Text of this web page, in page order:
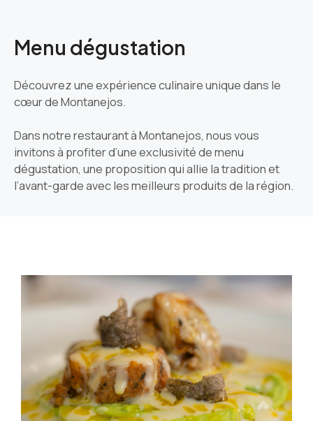
Menu dégustation
Découvrez une expérience culinaire unique dans le
cœur de Montanejos.
Dans notre restaurant à Montanejos, nous vous
invitons à profiter d’une exclusivité de menu
dégustation, une proposition qui allie la tradition et
l’avant-garde avec les meilleurs produits de la région.